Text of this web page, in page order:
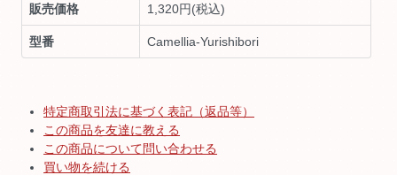
販売価格 1,320円(税込)
型番 Camellia-Yurishibori
特定商取引法に基づく表記（返品等）
この商品を友達に教える
この商品について問い合わせる
買い物を続ける